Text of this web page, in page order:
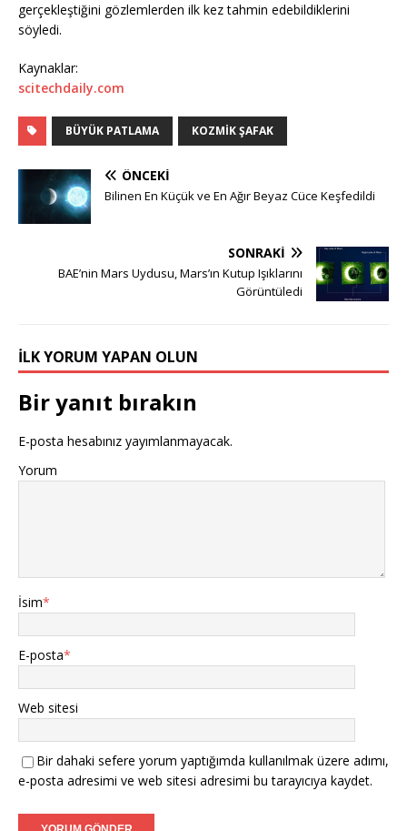
gerçekleştiğini gözlemlerden ilk kez tahmin edebildiklerini
söyledi.
Kaynaklar:
scitechdaily.com
BÜYÜK PATLAMA KOZMIK ŞAFAK
ÖNCEKI
Bilinen En Küçük ve En Ağır Beyaz Cüce Keşfedildi
SONRAKI
BAE’nin Mars Uydusu, Mars’ın Kutup Işıklarını
Görüntüledi
İLK YORUM YAPAN OLUN
Bir yanıt bırakın
E-posta hesabınız yayımlanmayacak.
Yorum
İsim*
E-posta*
Web sitesi
Bir dahaki sefere yorum yaptığımda kullanılmak üzere adımı,
e-posta adresimi ve web sitesi adresimi bu tarayıcıya kaydet.